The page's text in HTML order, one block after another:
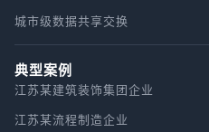
城市级数据共享交换
典型案例
江苏某建筑装饰集团企业
江苏某流程制造企业